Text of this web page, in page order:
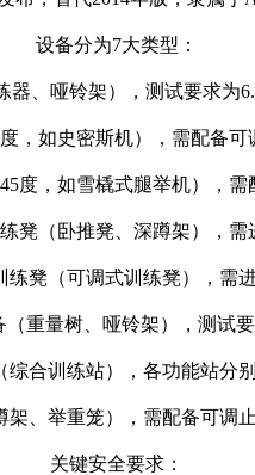
设备分为7大类型 ：
、哑铃架），测试要求为
，如史密斯机），需配备
度，如雪橇式腿举机），
凳（卧推凳、深蹲架），
练凳（可调式训练凳），需
（重量树、哑铃架），测试
综合训练站），各功能站分
架、举重笼），需配备可调
关键安全要求：